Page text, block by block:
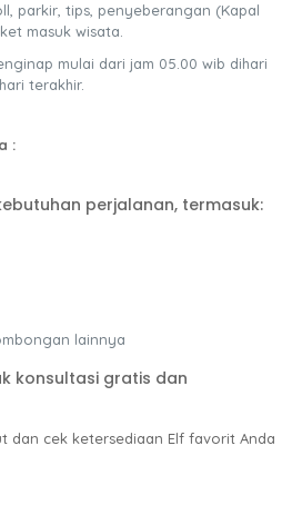
parkir, tips, penyeberangan (Kapal
masuk wisata.
mulai dari jam 05.00 wib dihari
terakhir.
:
perjalanan, termasuk:
lainnya
konsultasi gratis dan
dan cek ketersediaan Elf favorit Anda